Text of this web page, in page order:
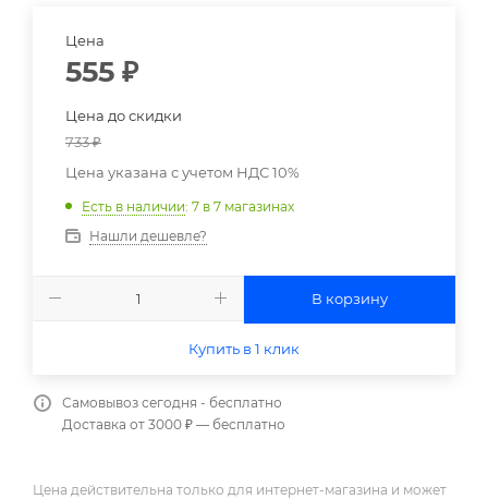
Цена
555 ₽
Цена до скидки
733₽
Цена указана с учетом НДС 10%
Есть в наличии: 7 в 7 магазинах
Нашли дешевле?
В корзину
Купить в 1 клик
Самовывоз сегодня - бесплатно
Доставка от 3000 ₽ — бесплатно
Цена действительна только для интернет-магазина и может